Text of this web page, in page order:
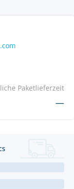
Paketlieferzeit
—